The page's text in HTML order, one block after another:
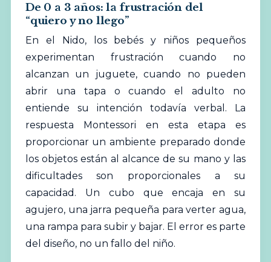
De 0 a 3 años: la frustración del
“quiero y no llego”
En el Nido, los bebés y niños pequeños
experimentan frustración cuando no
alcanzan un juguete, cuando no pueden
abrir una tapa o cuando el adulto no
entiende su intención todavía verbal. La
respuesta Montessori en esta etapa es
proporcionar un ambiente preparado donde
los objetos están al alcance de su mano y las
dificultades son proporcionales a su
capacidad. Un cubo que encaja en su
agujero, una jarra pequeña para verter agua,
una rampa para subir y bajar. El error es parte
del diseño, no un fallo del niño.